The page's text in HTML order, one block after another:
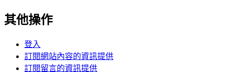
其他操作
登入
訂閱網站內容的資訊提供
訂閱留言的資訊提供